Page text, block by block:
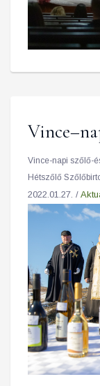
Vince-napi szőlő-
Hétszőlő
2022.01.27. /